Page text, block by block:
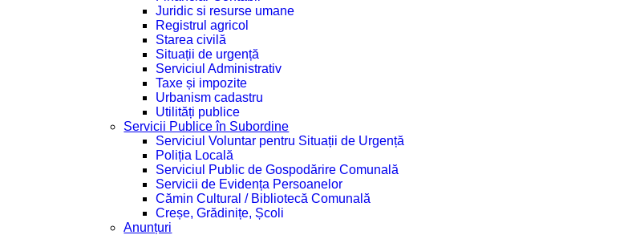
Juridic si resurse umane
Registrul agricol
Starea civilă
Situații de urgență
Serviciul Administrativ
Taxe și impozite
Urbanism cadastru
Utilități publice
Servicii Publice în Subordine
Serviciul Voluntar pentru Situații de Urgență
Poliția Locală
Serviciul Public de Gospodărire Comunală
Servicii de Evidența Persoanelor
Cămin Cultural / Bibliotecă Comunală
Creșe, Grădinițe, Școli
Anunțuri